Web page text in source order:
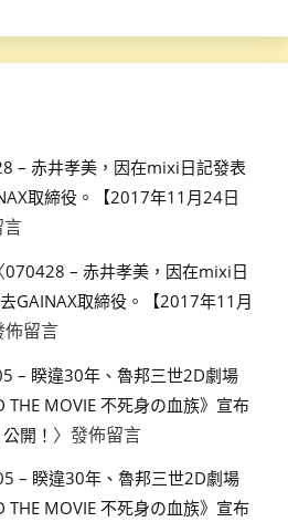
– 赤井孝美，因在mixi日記發表
取締役。【2017年11月24日
言
070428 – 赤井孝美，因在mixi日
GAINAX取締役。【2017年11月
佈留言
– 睽違30年、魯邦三世2D劇場
THE MOVIE 不死身の血族》宣布
開！ 〉發佈留言
– 睽違30年、魯邦三世2D劇場
THE MOVIE 不死身の血族》宣布